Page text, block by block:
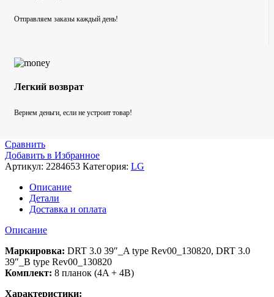
Отправляем заказы каждый день!
Легкий возврат
Вернем деньги, если не устроит товар!
Сравнить
Добавить в Избранное
Артикул: 2284653 Категория: LG
Описание
Детали
Доставка и оплата
Описание
Маркировка: DRT 3.0 39″_A type Rev00_130820, DRT 3.0
39″_B type Rev00_130820
Комплект: 8 планок (4A + 4B)
Характеристики: